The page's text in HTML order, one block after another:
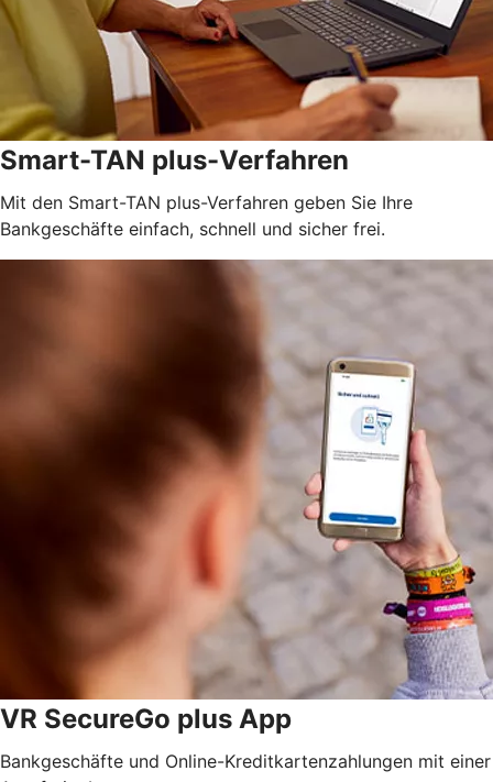
Smart-TAN plus-Verfahren
Mit den Smart-TAN plus-Verfahren geben Sie Ihre
Bankgeschäfte einfach, schnell und sicher frei.
VR SecureGo plus App
Bankgeschäfte und Online-Kreditkartenzahlungen mit einer